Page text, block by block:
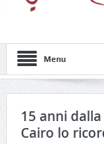
Menu
15 anni
Cairo lo